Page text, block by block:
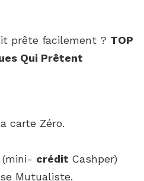
prête facilement ? TOP
Qui Prêtent
carte Zéro.
(mini- crédit Cashper)
Mutualiste.